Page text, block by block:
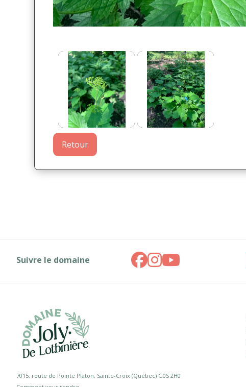
Retour
Suivre le domaine
7015, route de Pointe Platon, Sainte-Croix (Québec) G0S 2H0